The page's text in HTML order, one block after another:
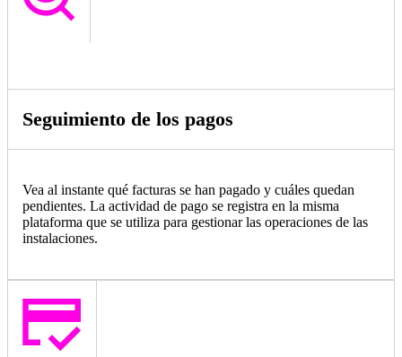
Seguimiento de los pagos
Vea al instante qué facturas se han pagado y cuáles quedan
pendientes. La actividad de pago se registra en la misma
plataforma que se utiliza para gestionar las operaciones de las
instalaciones.